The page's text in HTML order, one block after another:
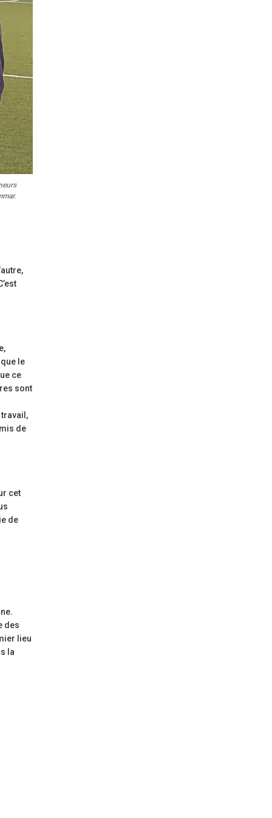
le
ce
sont
de
cet
de
des
lieu
la